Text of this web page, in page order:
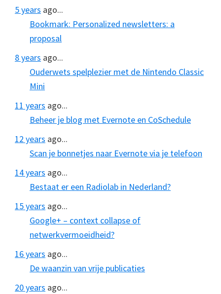
5 years ago...
Bookmark: Personalized newsletters: a
proposal
8 years ago...
Ouderwets spelplezier met de Nintendo Classic
Mini
11 years ago...
Beheer je blog met Evernote en CoSchedule
12 years ago...
Scan je bonnetjes naar Evernote via je telefoon
14 years ago...
Bestaat er een Radiolab in Nederland?
15 years ago...
Google+ – context collapse of
netwerkvermoeidheid?
16 years ago...
De waanzin van vrije publicaties
20 years ago...